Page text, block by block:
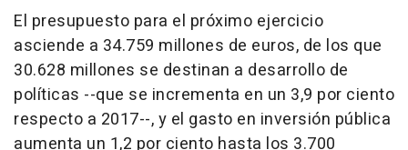
El presupuesto para el próximo ejercicio
asciende a 34.759 millones de euros, de los que
30.628 millones se destinan a desarrollo de
políticas --que se incrementa en un 3,9 por ciento
respecto a 2017--, y el gasto en inversión pública
aumenta un 1,2 por ciento hasta los 3.700